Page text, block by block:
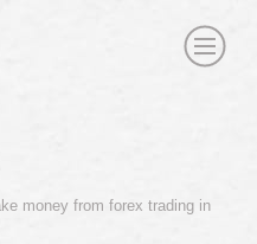
money from forex trading in